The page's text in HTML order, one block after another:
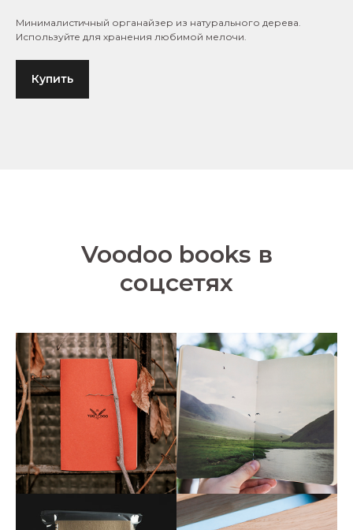
Минималистичный органайзер из натурального дерева.
Используйте для хранения любимой мелочи.
Купить
Voodoo books в
соцсетях